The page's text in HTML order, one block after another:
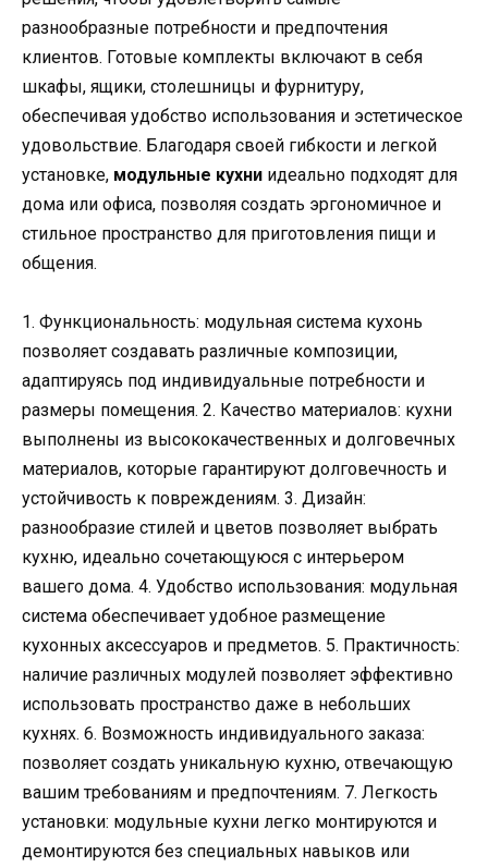
разнообразные потребности и предпочтения
клиентов. Готовые комплекты включают в себя
шкафы, ящики, столешницы и фурнитуру,
обеспечивая удобство использования и эстетическое
удовольствие. Благодаря своей гибкости и легкой
установке, модульные кухни идеально подходят для
дома или офиса, позволяя создать эргономичное и
стильное пространство для приготовления пищи и
общения.
1. Функциональность: модульная система кухонь
позволяет создавать различные композиции,
адаптируясь под индивидуальные потребности и
размеры помещения. 2. Качество материалов: кухни
выполнены из высококачественных и долговечных
материалов, которые гарантируют долговечность и
устойчивость к повреждениям. 3. Дизайн:
разнообразие стилей и цветов позволяет выбрать
кухню, идеально сочетающуюся с интерьером
вашего дома. 4. Удобство использования: модульная
система обеспечивает удобное размещение
кухонных аксессуаров и предметов. 5. Практичность:
наличие различных модулей позволяет эффективно
использовать пространство даже в небольших
кухнях. 6. Возможность индивидуального заказа:
позволяет создать уникальную кухню, отвечающую
вашим требованиям и предпочтениям. 7. Легкость
установки: модульные кухни легко монтируются и
демонтируются без специальных навыков или